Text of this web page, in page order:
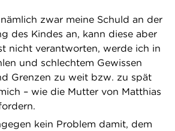
zwar meine Schuld an der
des Kindes an, kann diese aber
nicht verantworten, werde ich in
und schlechtem Gewissen
Grenzen zu weit bzw. zu spät
– wie die Mutter von Matthias
kein Problem damit, dem